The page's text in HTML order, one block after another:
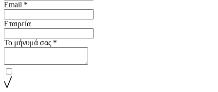
Email *
Εταιρεία
Το μήνυμά σας *